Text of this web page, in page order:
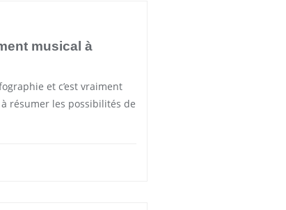
musical à
et c’est vraiment
résumer les possibilités de